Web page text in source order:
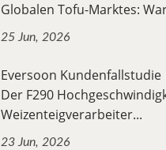
Globalen Tofu-Marktes:
25 Jun, 2026
Eversoon Kundenfallstudie
Der F290
Weizenteigverarbeiter...
23 Jun, 2026